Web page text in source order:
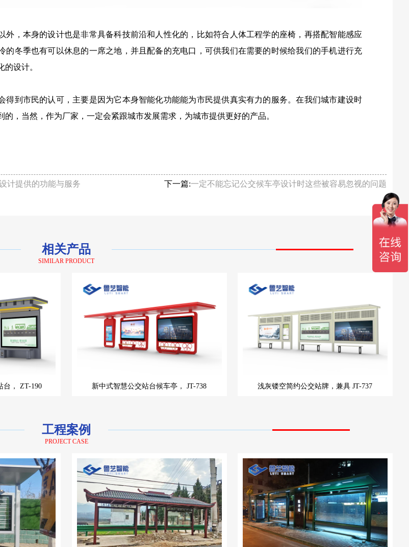
外，本身的设计也是非常具备科技前沿和人性化的，比如符合人体工程学的座椅，再搭配智能感应
的冬季也有可以休息的一席之地，并且配备的充电口，可供我们在需要的时候给我们的手机进行充
的设计。
得到市民的认可，主要是因为它本身智能化功能能为市民提供真实有力的服务。在我们城市建设时
的，当然，作为厂家，一定会紧跟城市发展需求，为城市提供更好的产品。
计提供的功能与服务 下一篇:一定不能忘记公交候车亭设计时这些被容易忽视的问题
相关产品
SIMILAR PRODUCT
， ZT-190 新中式智慧公交站台候车亭， JT-738 浅灰镂空简约公交站牌，兼具 JT-737
工程案例
PROJECT CASE